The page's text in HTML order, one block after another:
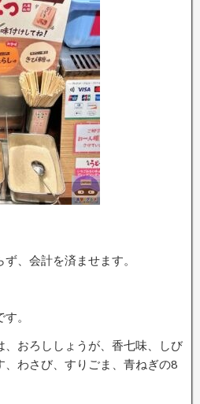
、会計を済ませます。
。
、おろししょうが、香七味、しび
わさび、すりごま、青ねぎの8